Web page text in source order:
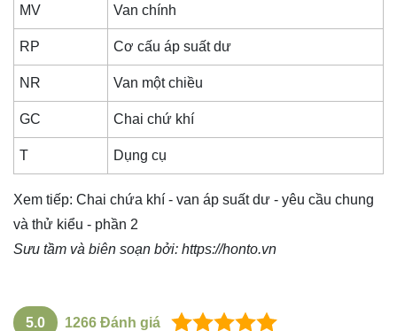
MV Van chính
RP Cơ cấu áp suất dư
NR Van một chiều
GC Chai chứ khí
T Dụng cụ
Xem tiếp: Chai chứa khí - van áp suất dư - yêu cầu chung
và thử kiểu - phần 2
Sưu tầm và biên soạn bởi: https://honto.vn
5.0 1266 Đánh giá